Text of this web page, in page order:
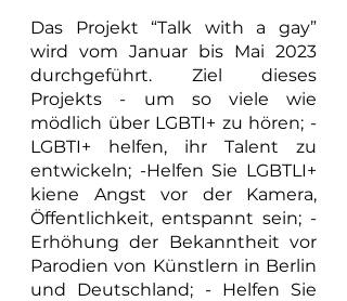
Das Projekt “Talk with a gay”
wird vom Januar bis Mai 2023
durchgeführt. Ziel dieses
Projekts -
um so viele wie
mödlich über LGBTI+ zu hören; -
LGBTI+ helfen, ihr Talent zu
entwickeln; -Helfen Sie LGBTLI+
kiene Angst vor der Kamera,
Öffentlichkeit, entspannt sein; -
Erhöhung der Bekanntheit vor
Parodien von Künstlern in Berlin
und Deutschland; - Helfen Sie